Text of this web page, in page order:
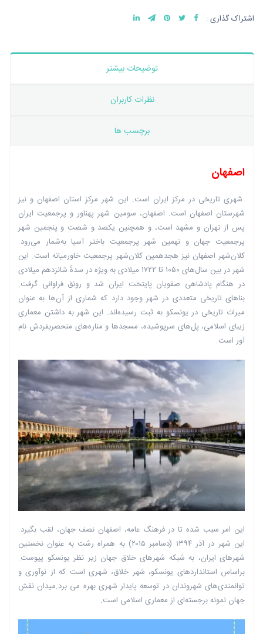
اشتراک گذاری :
توضیحات بیشتر
نظرات کاربران
برچسب ها
اصفهان
شهری تاریخی در مرکز ایران است. این شهر مرکز استان اصفهان و نیز
شهرستان اصفهان است. اصفهان، سومین شهر پهناور و پرجمعیت ایران
پس از تهران و مشهد است، و همچنین یکصد و شصت و پنجمین شهر
پرجمعیت جهان و نهمین شهر پرجمعیت باختر آسیا به‌شمار می‌رود.
کلان‌شهر اصفهان نیز هجدهمین کلان‌شهر پرجمعیت خاورمیانه است. این
شهر در بین سال‌های ۱۰۵۰ تا ۱۷۲۲ میلادی به ویژه در سدهٔ شانزدهم میلادی
در هنگام پادشاهی صفویان پایتخت ایران شد و رونق فراوانی گرفت.
بناهای تاریخی متعددی در شهر وجود دارد که شماری از آن‌ها به عنوان
میراث تاریخی در یونسکو به ثبت رسیده‌اند. این شهر به داشتن معماری
زیبای اسلامی، پل‌های سرپوشیده، مسجدها و مناره‌های منحصربفردش نام
آور است.
این امر سبب شده تا در فرهنگ عامه، اصفهان نصف جهان، لقب بگیرد.
این شهر در آذر ۱۳۹۴ (دسامبر ۲۰۱۵) به همراه رشت به عنوان نخستین
شهرهای ایران، به شبکه شهرهای خلاق جهان زیر نظر یونسکو پیوست.
براساس استانداردهای یونسکو، شهر خلاق، شهری است که از نوآوری و
توانمندی‌های شهروندان در توسعه پایدار شهری بهره می برد.میدان نقش
جهان نمونه برجسته‌ای از معماری اسلامی است.